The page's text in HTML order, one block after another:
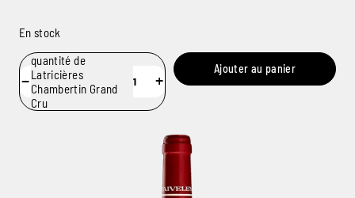
En stock
−
quantité de
Latricières
Chambertin Grand
Cru
+
Ajouter au panier